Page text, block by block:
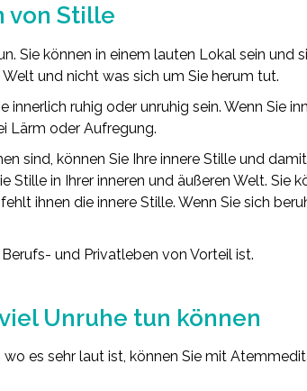
von Stille
Sie können in einem lauten Lokal sein und
und nicht was sich um Sie herum tut.
ruhig oder unruhig sein. Wenn Sie
Lärm oder Aufregung.
sind, können Sie Ihre innere Stille und
Stille in Ihrer inneren und äußeren Welt. Sie
ihnen die innere Stille. Wenn Sie sich
und Privatleben von Vorteil ist.
Unruhe tun können
es sehr laut ist, können Sie mit